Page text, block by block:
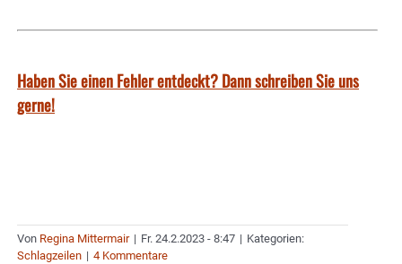
Haben Sie einen Fehler entdeckt? Dann schreiben Sie uns
gerne!
Von Regina Mittermair | Fr. 24.2.2023 - 8:47 | Kategorien:
Schlagzeilen | 4 Kommentare